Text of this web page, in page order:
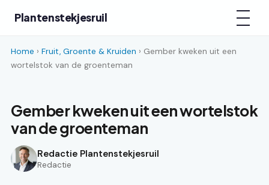
Plantenstekjesruil
Home › Fruit, Groente & Kruiden › Gember kweken uit een
wortelstok van de groenteman
Gember kweken uit een wortelstok
van de groenteman
Redactie Plantenstekjesruil
Redactie